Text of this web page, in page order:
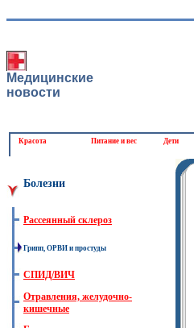
Медицинские
новости
Красота Питание и вес Дети
Болезни
Рассеянный склероз
Грипп, ОРВИ и простуды
СПИД/ВИЧ
Отравления, желудочно-
кишечные